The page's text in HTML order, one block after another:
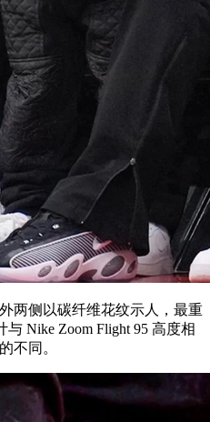
侧以碳纤维花纹示人，最重
Nike Zoom Flight 95 高度相
不同。